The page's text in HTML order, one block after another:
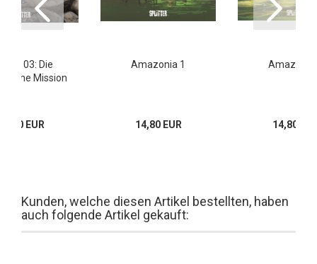
03: Die
Mission
EUR
Amazonia 1
14,80 EUR
Amazonia
14,80
Kunden, welche diesen Artikel bestellten, haben
auch folgende Artikel gekauft: